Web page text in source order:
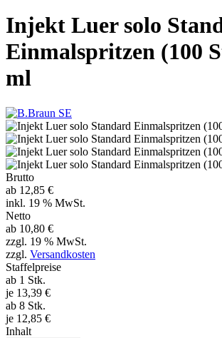
Injekt Luer solo
Einmalspritzen (100
ml
Brutto
ab 12,85 €
inkl. 19 % MwSt.
Netto
ab 10,80 €
zzgl. 19 % MwSt.
zzgl. Versandkosten
Staffelpreise
ab 1 Stk.
je 13,39 €
ab 8 Stk.
je 12,85 €
Inhalt